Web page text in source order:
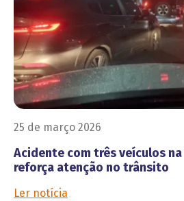
25 de março 2026
Acidente com três veículos
reforça atenção no trânsito
Ler notícia